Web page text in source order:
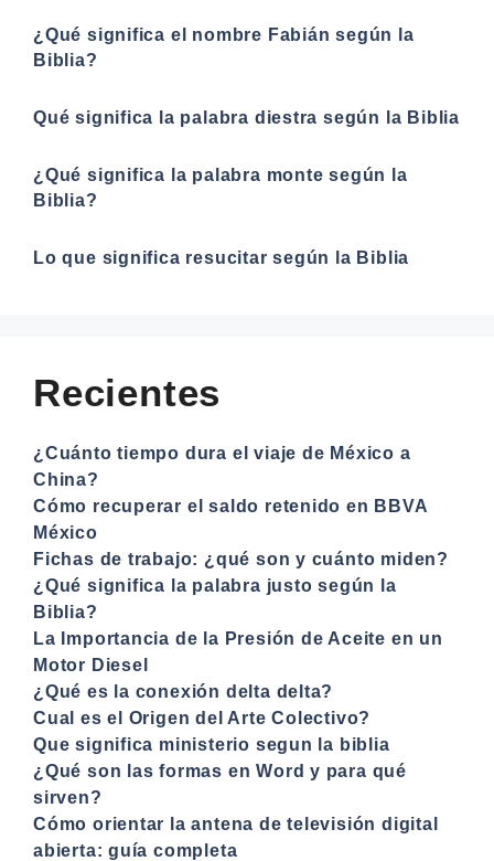
¿Qué significa el nombre Fabián según la
Biblia?
Qué significa la palabra diestra según la Biblia
¿Qué significa la palabra monte según la
Biblia?
Lo que significa resucitar según la Biblia
Recientes
¿Cuánto tiempo dura el viaje de México a
China?
Cómo recuperar el saldo retenido en BBVA
México
Fichas de trabajo: ¿qué son y cuánto miden?
¿Qué significa la palabra justo según la
Biblia?
La Importancia de la Presión de Aceite en un
Motor Diesel
¿Qué es la conexión delta delta?
Cual es el Origen del Arte Colectivo?
Que significa ministerio segun la biblia
¿Qué son las formas en Word y para qué
sirven?
Cómo orientar la antena de televisión digital
abierta: guía completa